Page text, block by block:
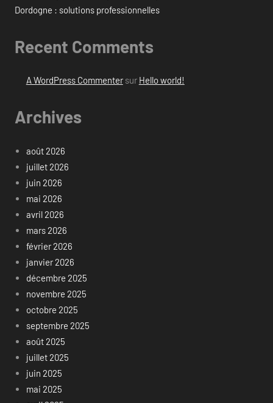
Dordogne : solutions professionnelles
Recent Comments
A WordPress Commentersur Hello world!
Archives
août 2026
juillet 2026
juin 2026
mai 2026
avril 2026
mars 2026
février 2026
janvier 2026
décembre 2025
novembre 2025
octobre 2025
septembre 2025
août 2025
juillet 2025
juin 2025
mai 2025